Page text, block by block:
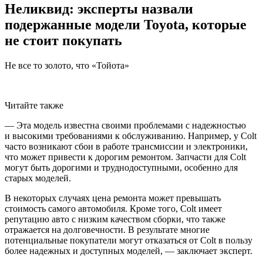
Неликвид: эксперты назвали
подержанные модели Toyota, которые
не стоит покупать
Не все то золото, что «Тойота»
Читайте также
— Эта модель известна своими проблемами с надежностью
и высокими требованиями к обслуживанию. Например, у Colt
часто возникают сбои в работе трансмиссии и электроники,
что может привести к дорогим ремонтом. Запчасти для Colt
могут быть дорогими и труднодоступными, особенно для
старых моделей.
В некоторых случаях цена ремонта может превышать
стоимость самого автомобиля. Кроме того, Colt имеет
репутацию авто с низким качеством сборки, что также
отражается на долговечности. В результате многие
потенциальные покупатели могут отказаться от Colt в пользу
более надежных и доступных моделей, — заключает эксперт.